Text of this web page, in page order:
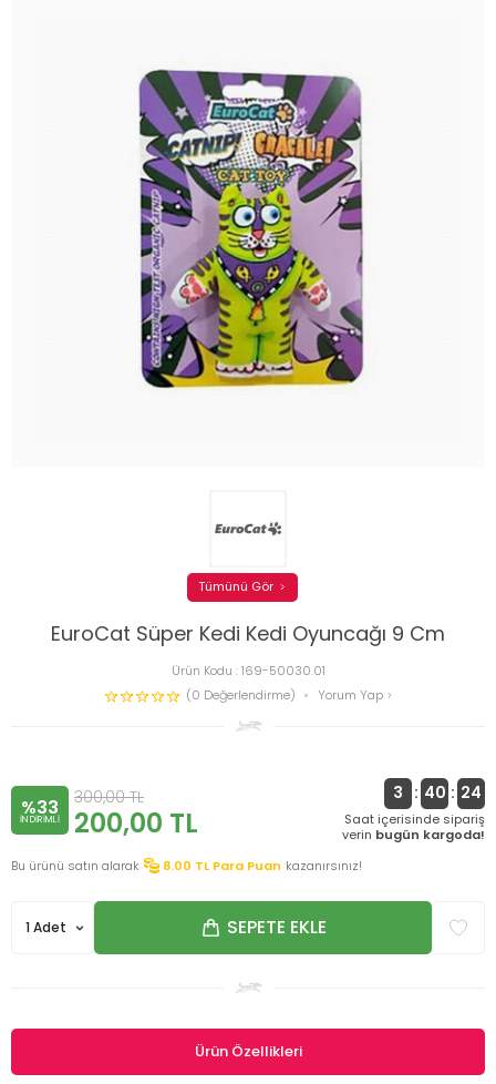
EuroCat Süper Kedi Kedi Oyuncağı 9 Cm
Ürün Kodu :169-50030.01
(0 Değerlendirme)
Yorum Yap
Tümünü Gör
%33
INDIRIMLI
300,00TL
200,00 TL
3 : 40 : 24
Saat içerisinde sipariş
verin bugün kargoda!
Bu ürünü satın alarak
8.00 TL Para Puan kazanırsınız!
SEPETE EKLE
Ürün Özellikleri